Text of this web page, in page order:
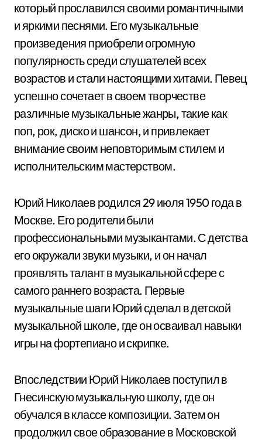
который прославился своими романтичными
и яркими песнями. Его музыкальные
произведения приобрели огромную
популярность среди слушателей всех
возрастов и стали настоящими хитами. Певец
успешно сочетает в своем творчестве
различные музыкальные жанры, такие как
поп, рок, диско и шансон, и привлекает
внимание своим неповторимым стилем и
исполнительским мастерством.
Юрий Николаев родился 29 июля 1950 года в
Москве. Его родители были
профессиональными музыкантами. С детства
его окружали звуки музыки, и он начал
проявлять талант в музыкальной сфере с
самого раннего возраста. Первые
музыкальные шаги Юрий сделал в детской
музыкальной школе, где он осваивал навыки
игры на фортепиано и скрипке.
Впоследствии Юрий Николаев поступил в
Гнесинскую музыкальную школу, где он
обучался в классе композиции. Затем он
продолжил свое образование в Московской